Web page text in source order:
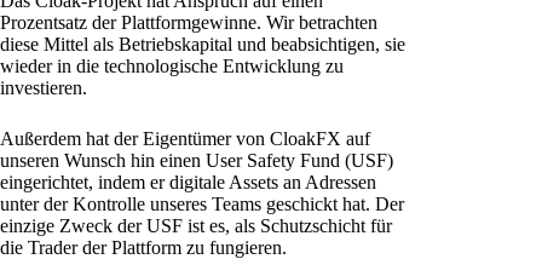
Prozentsatz der Plattformgewinne. Wir betrachten
diese Mittel als Betriebskapital und beabsichtigen, sie
wieder in die technologische Entwicklung zu
investieren.
Außerdem hat der Eigentümer von CloakFX auf
unseren Wunsch hin einen User Safety Fund (USF)
eingerichtet, indem er digitale Assets an Adressen
unter der Kontrolle unseres Teams geschickt hat. Der
einzige Zweck der USF ist es, als Schutzschicht für
die Trader der Plattform zu fungieren.